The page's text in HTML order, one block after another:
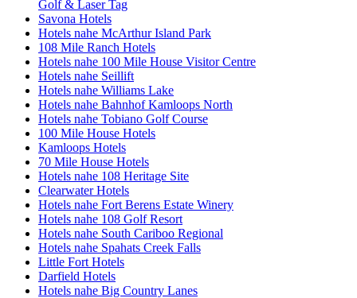
Golf & Laser Tag
Savona Hotels
Hotels nahe McArthur Island Park
108 Mile Ranch Hotels
Hotels nahe 100 Mile House Visitor Centre
Hotels nahe Seillift
Hotels nahe Williams Lake
Hotels nahe Bahnhof Kamloops North
Hotels nahe Tobiano Golf Course
100 Mile House Hotels
Kamloops Hotels
70 Mile House Hotels
Hotels nahe 108 Heritage Site
Clearwater Hotels
Hotels nahe Fort Berens Estate Winery
Hotels nahe 108 Golf Resort
Hotels nahe South Cariboo Regional
Hotels nahe Spahats Creek Falls
Little Fort Hotels
Darfield Hotels
Hotels nahe Big Country Lanes